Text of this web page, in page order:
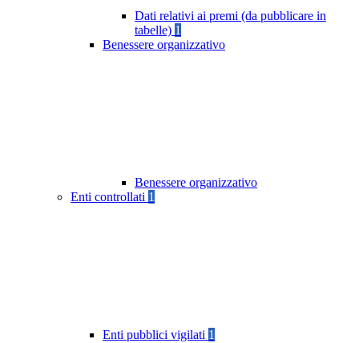
Dati relativi ai premi (da pubblicare in
tabelle) 1
Benessere organizzativo
Benessere organizzativo
Enti controllati 1
Enti pubblici vigilati 1